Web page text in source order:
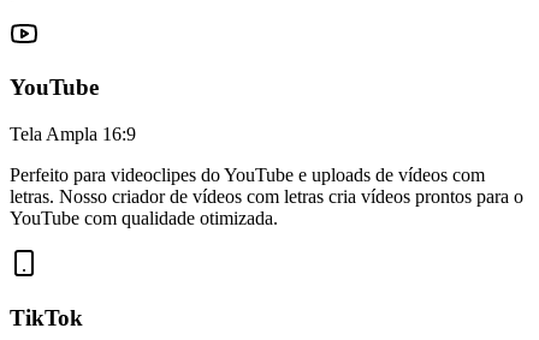
YouTube
Tela Ampla 16:9
Perfeito para videoclipes do YouTube e uploads de vídeos com
letras. Nosso criador de vídeos com letras cria vídeos prontos para o
YouTube com qualidade otimizada.
TikTok